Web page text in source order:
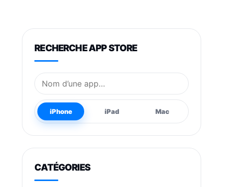
RECHERCHE APP STORE
Nom de l’application
iPhone iPad Mac
CATÉGORIES